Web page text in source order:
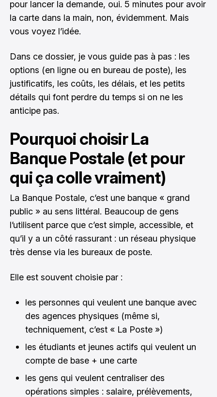
pour lancer la demande, oui. 5 minutes pour avoir
la carte dans la main, non, évidemment. Mais
vous voyez l’idée.
Dans ce dossier, je vous guide pas à pas : les
options (en ligne ou en bureau de poste), les
justificatifs, les coûts, les délais, et les petits
détails qui font perdre du temps si on ne les
anticipe pas.
Pourquoi choisir La
Banque Postale (et pour
qui ça colle vraiment)
La Banque Postale, c’est une banque « grand
public » au sens littéral. Beaucoup de gens
l’utilisent parce que c’est simple, accessible, et
qu’il y a un côté rassurant : un réseau physique
très dense via les bureaux de poste.
Elle est souvent choisie par :
les personnes qui veulent une banque avec
des agences physiques (même si,
techniquement, c’est « La Poste »)
les étudiants et jeunes actifs qui veulent un
compte de base + une carte
les gens qui veulent centraliser des
opérations simples : salaire, prélèvements,